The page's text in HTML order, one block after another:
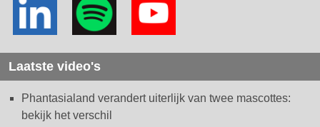
Laatste video's
Phantasialand verandert uiterlijk van twee mascottes:
bekijk het verschil